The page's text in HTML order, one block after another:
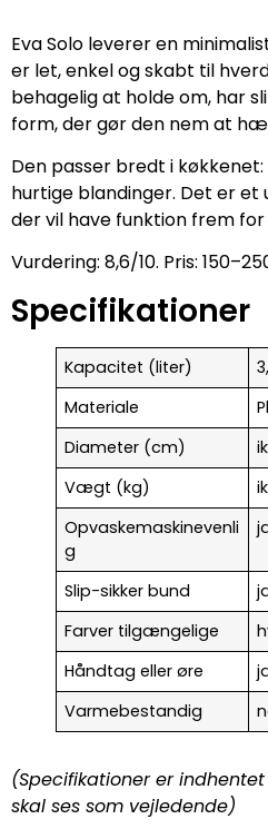
Eva Solo leverer en
er let, enkel og skabt til
behagelig at holde om, har
form, der gør den nem at
Den passer bredt i
hurtige blandinger. Det er et
der vil have funktion frem
Vurdering: 8,6/10. Pris:
Specifikationer
Kapacitet (liter)
Materiale
Diameter (cm)
Vægt (kg)
Opvaskemaskinevenli
g
Slip-sikker bund
Farver tilgængelige
Håndtag eller øre
Varmebestandig
(Specifikationer er
skal ses som vejledende)